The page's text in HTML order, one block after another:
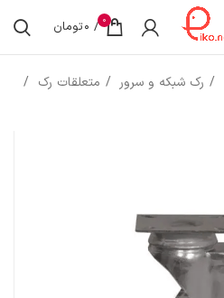
0
/
0تومان
رک شبکه و سرور
متعلقات رک